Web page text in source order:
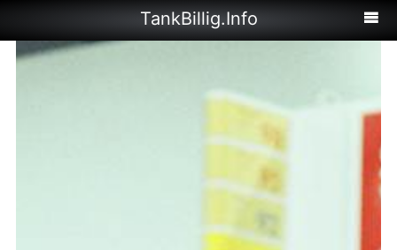
TankBillig.Info